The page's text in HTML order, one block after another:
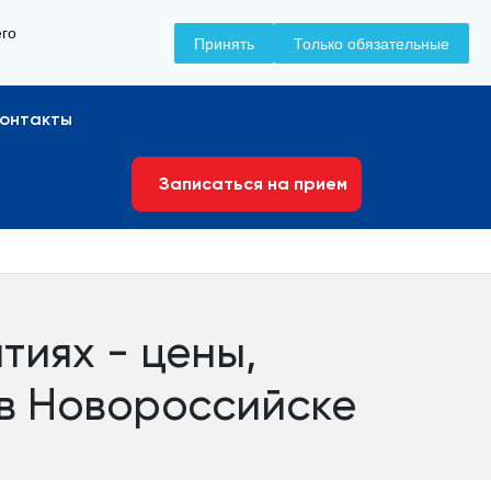
Принять Только обязательные
+7 (8617) 799-799
Записаться на прием
- цены,
Новороссийске